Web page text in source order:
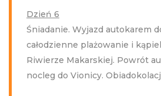
Dzień 6
Śniadanie. Wyjazd autokarem
całodzienne plażowanie i
Riwierze Makarskiej. Powrót
nocleg do Vionicy.